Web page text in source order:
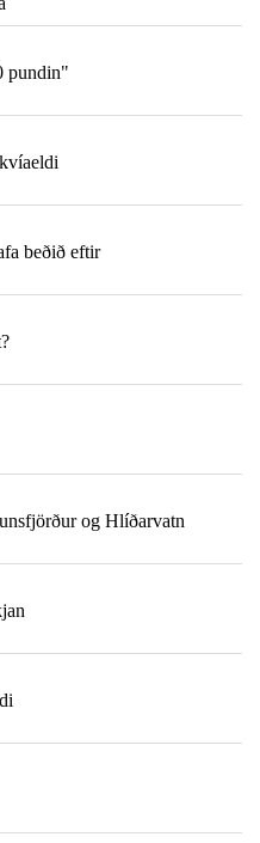
pundin"
beðið eftir
og Hlíðarvatn